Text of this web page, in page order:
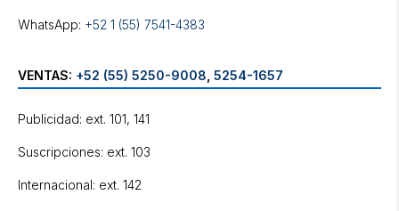
WhatsApp: +52 1 (55) 7541-4383
VENTAS: +52 (55) 5250-9008 5254-1657
Publicidad: ext. 101, 141
Suscripciones: ext. 103
Internacional: ext. 142